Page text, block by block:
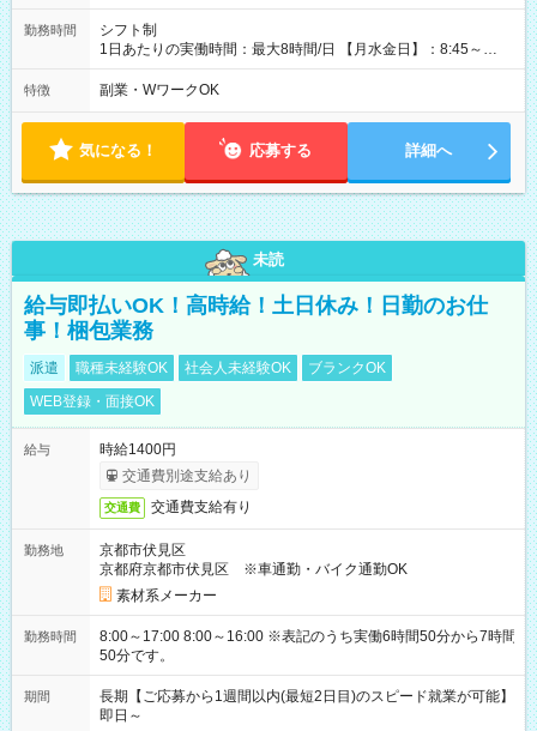
勤務時間
シフト制
1日あたりの実働時間：最大8時間/日 【月水金日】：8:45～
16:30 【火木】：8:45～19:00 週3日～OK、シフト制 ※扶養内
勤務OK ※月1回～2回程度、日曜日出勤をお願いします。 ※時間
ん。
特徴 副業・WワークOK
気になる！ 応募する 詳細へ
未読
給与即払いOK！高時給！土日休み！日勤のお仕
事！梱包業務
派遣 職種未経験OK 社会人未経験OK
ブランクOK
WEB登録・面接OK
給与
時給1400円
交通費別途支給あり
交通費 交通費支給有り
勤務地
京都市伏見区
京都府京都市伏見区 ※車通勤・バイク通勤OK
素材系メーカー
勤務時間
8:00～17:00 8:00～16:00 ※表記のうち実働6時間50分から7時間
50分です。
期間
長期【ご応募から1週間以内(最短2日目)のスピード就業が可能】
即日～